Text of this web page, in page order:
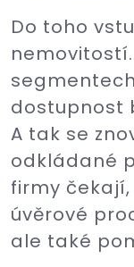
Do toho
dostupnost
A tak se
odkládané
firmy
úvěrové
ale také